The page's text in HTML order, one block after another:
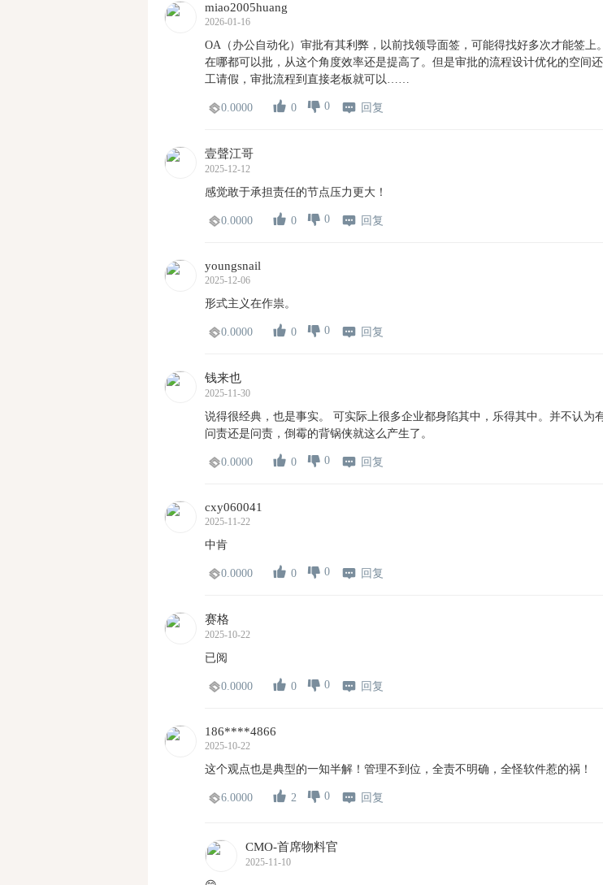
miao2005huang
2026-01-16
OA（办公自动化）审批有其利弊，以前找领导面签，可能得找好多次才能签上
在哪都可以批，从这个角度效率还是提高了。但是审批的流程设计优化的空间
工请假，审批流程到直接老板就可以……
0.0000 0 0 回复
壹聲江哥
2025-12-12
感觉敢于承担责任的节点压力更大！
0.0000 0 0 回复
youngsnail
2025-12-06
形式主义在作祟。
0.0000 0 0 回复
钱来也
2025-11-30
说得很经典，也是事实。 可实际上很多企业都身陷其中，乐得其中。并不认为
问责还是问责，倒霉的背锅侠就这么产生了。
0.0000 0 0 回复
cxy060041
2025-11-22
中肯
0.0000 0 0 回复
赛格
2025-10-22
已阅
0.0000 0 0 回复
186****4866
2025-10-22
这个观点也是典型的一知半解！管理不到位，全责不明确，全怪软件惹的祸！
6.0000 2 0 回复
CMO-首席物料官
2025-11-10